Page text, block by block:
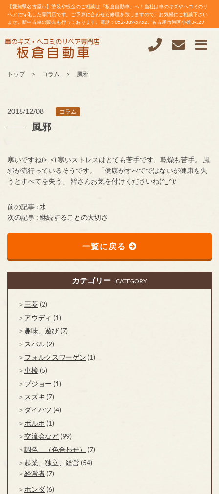
【愛知県名古屋市】塗装や板金のご相談は『板倉自動車』へ！当社は車のキズやヘコミのリ
ペアに特化した専門店です。ご予算に合わせた修理を致しますので、お気軽にご相談下さい
ませ。新中古車の販売も行っております。電話：052-389-5752。名古屋市港区小碓3-129
トップ コラム 風邪
2018/12/08 コラム
風邪
寒いですね(>_<) 寒いストレスはとても苦手です、乾燥も苦手。 風
邪が流行っているそうです。 「健康がすべてではないが健康を失
うとすべてを失う」 皆さんお気を付けくださいね(^_^)/
前の記事 : 水
次の記事 : 継続することの大切さ
一覧に戻る
カテゴリー CATEGORY
三菱 (2)
アウディ (1)
趣味、遊び (7)
スバル (2)
フォルクスワーゲン (1)
車検 (5)
プジョー (1)
スズキ (7)
ダイハツ (4)
ボルボ (1)
交流会など (99)
調色 （色合わせ）
(7)
起業、独立、経営 (54)
経営者 (7)
ホンダ (6)